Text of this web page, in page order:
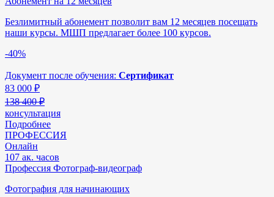
Безлимитный абонемент позволит вам 12 месяцев посещать
наши курсы. МШП предлагает более 100 курсов.
-40%
Документ после обучения: Сертификат
83 000 ₽
138 400 ₽
консультация
Подробнее
ПРОФЕССИЯ
Онлайн
107 ак. часов
Профессия Фотограф-видеограф
Фотография для начинающих